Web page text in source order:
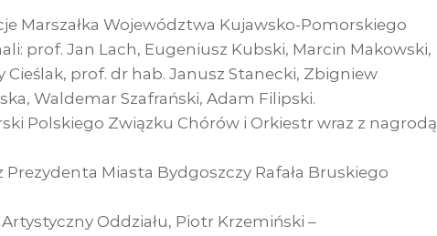
Marszałka Województwa Kujawsko-Pomorskiego
prof. Jan Lach, Eugeniusz Kubski, Marcin Makowski,
Cieślak, prof. dr hab. Janusz Stanecki, Zbigniew
Waldemar Szafrański, Adam Filipski.
Polskiego Związku Chórów i Orkiestr wraz z nagrodą
Miasta Bydgoszczy Rafała Bruskiego
Oddziału, Piotr Krzemiński –